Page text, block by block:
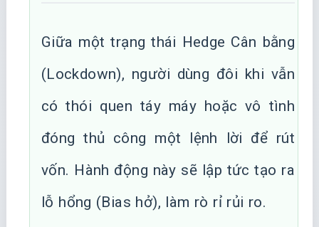
Giữa một trạng thái Hedge Cân bằng
(Lockdown), người dùng đôi khi vẫn
có thói quen táy máy hoặc vô tình
đóng thủ công một lệnh lời để rút
vốn. Hành động này sẽ lập tức tạo ra
lỗ hổng (Bias hở), làm rò rỉ rủi ro.